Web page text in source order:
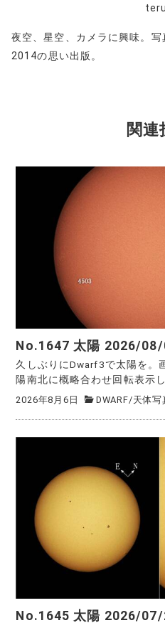
夜空、星空、カメラに興味。
2014の思い出版。
関連
No.1647 太陽 2026/
久しぶりにDwarf3で太陽を。
陽南北に概略合わせ回転表示
2026年8月6日 DWARF/天体写
No.1645 太陽 2026/